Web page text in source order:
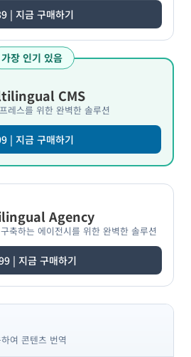
| 지금 구매하기
가장 인기 있음
CMS
레스를 위한 완벽한 솔루션
| 지금 구매하기
Agency
축하는 에이전시를 위한 완벽한 솔루션
| 지금 구매하기
여 콘텐츠 번역